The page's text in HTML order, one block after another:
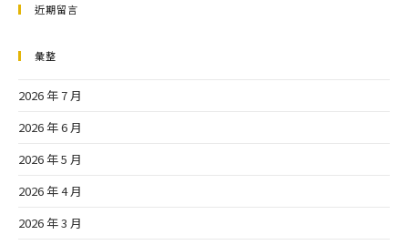
近期留言
彙整
2026 年 7 月
2026 年 6 月
2026 年 5 月
2026 年 4 月
2026 年 3 月